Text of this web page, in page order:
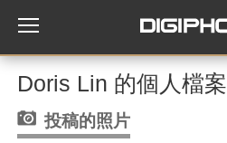
Doris Lin 的個人檔案
投稿的照片